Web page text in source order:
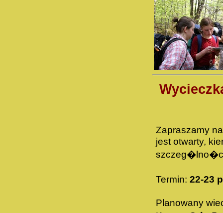
Zapraszamy
jest otwarty,
Termin: 22-23
Planowany